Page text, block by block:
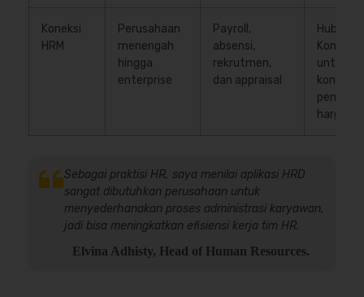
Koneksi
HRM
Perusahaan
menengah
hingga
enterprise
Payroll,
absensi,
rekrutmen,
dan appraisal
Koneksi
untuk
harga
Sebagai praktisi HR, saya menilai aplikasi HRD
sangat dibutuhkan perusahaan untuk
menyederhanakan proses administrasi karyawan,
jadi bisa meningkatkan efisiensi kerja tim HR.
Elvina Adhisty, Head of Human Resources.